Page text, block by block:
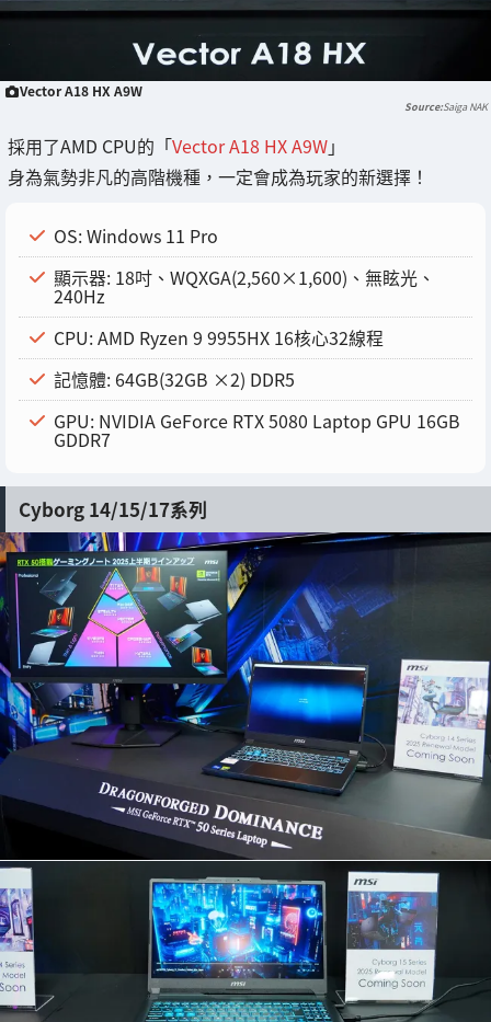
Vector A18 HX A9W
Saiga NAK
採用了AMD CPU的「Vector A18 HX A9W」
身為氣勢非凡的高階機種，一定會成為玩家的新選擇！
OS: Windows 11 Pro
顯示器: 18吋、WQXGA(2,560×1,600)、無眩光、
240Hz
CPU: AMD Ryzen 9 9955HX 16核心32線程
記憶體: 64GB(32GB ×2) DDR5
GPU: NVIDIA GeForce RTX 5080 Laptop GPU 16GB
GDDR7
Cyborg 14/15/17系列